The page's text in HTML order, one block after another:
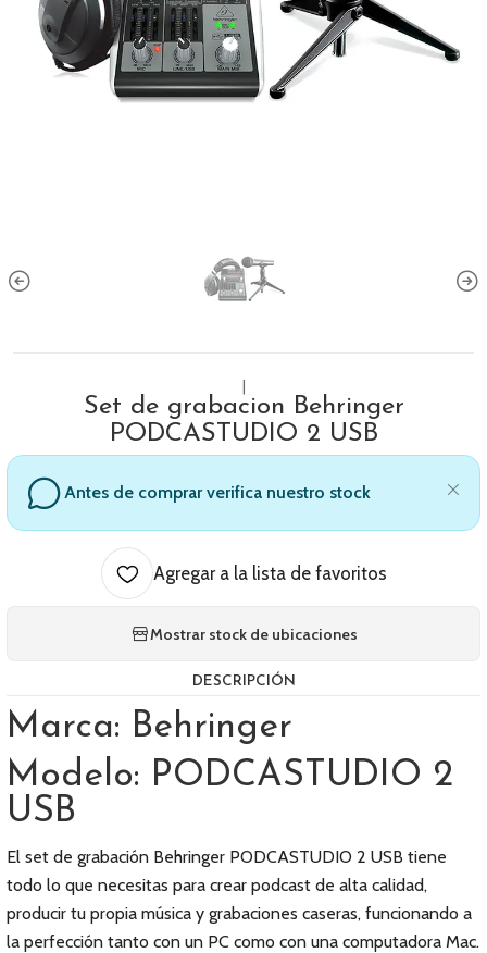
Set de grabacion Behringer
PODCASTUDIO 2 USB
Antes de comprar verifica nuestro stock
Agregar a la lista de favoritos
Mostrar stock de ubicaciones
DESCRIPCIÓN
Marca: Behringer
Modelo: PODCASTUDIO 2
USB
El set de grabación Behringer PODCASTUDIO 2 USB tiene
todo lo que necesitas para crear podcast de alta calidad,
producir tu propia música y grabaciones caseras, funcionando a
la perfección tanto con un PC como con una computadora Mac.